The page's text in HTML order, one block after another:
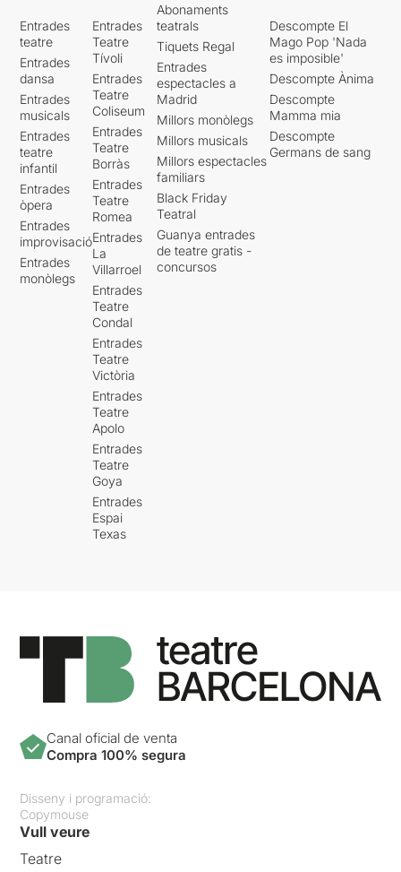
Entrades
teatre
Entrades
dansa
Entrades
musicals
Entrades
teatre
infantil
Entrades
òpera
Entrades
improvisació
Entrades
monòlegs
Entrades
Teatre
Tívoli
Entrades
Teatre
Coliseum
Entrades
Teatre
Borràs
Entrades
Teatre
Romea
Entrades
La
Villarroel
Entrades
Teatre
Condal
Entrades
Teatre
Victòria
Entrades
Teatre
Apolo
Entrades
Teatre
Goya
Entrades
Espai
Texas
Abonaments
teatrals
Tiquets Regal
Entrades
espectacles a
Madrid
Millors monòlegs
Millors musicals
Millors espectacles
familiars
Black Friday
Teatral
Guanya entrades
de teatre gratis -
concursos
Descompte El
Mago Pop 'Nada
es imposible'
Descompte Ànima
Descompte
Mamma mia
Descompte
Germans de sang
Canal oficial de venta
Compra 100% segura
Disseny i programació:
Copymouse
Vull veure
Teatre